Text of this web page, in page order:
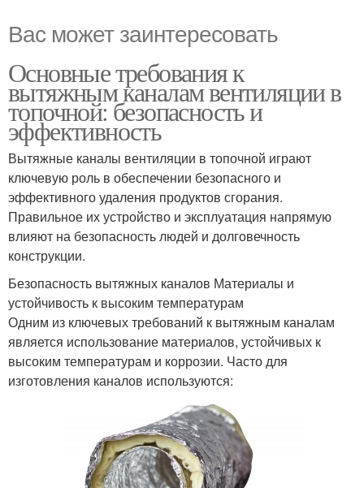
Вас может заинтересовать
Основные требования к
вытяжным каналам вентиляции в
топочной: безопасность и
эффективность
Вытяжные каналы вентиляции в топочной играют
ключевую роль в обеспечении безопасного и
эффективного удаления продуктов сгорания.
Правильное их устройство и эксплуатация напрямую
влияют на безопасность людей и долговечность
конструкции.
Безопасность вытяжных каналов Материалы и
устойчивость к высоким температурам
Одним из ключевых требований к вытяжным каналам
является использование материалов, устойчивых к
высоким температурам и коррозии. Часто для
изготовления каналов используются: